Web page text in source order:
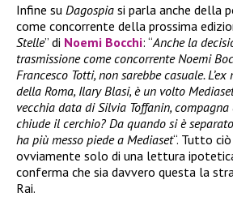
Infine su Dagospia si parla anche della
come concorrente della prossima
Stelle” di Noemi Bocchi: “Anche la
trasmissione come concorrente Noemi
Francesco Totti, non sarebbe casuale.
della Roma, Ilary Blasi, è un volto
vecchia data di Silvia Toffanin, compagna
chiude il cerchio? Da quando si è
ha più messo piede a Mediaset“. Tutto
ovviamente solo di una lettura
conferma che sia davvero questa la
Rai.